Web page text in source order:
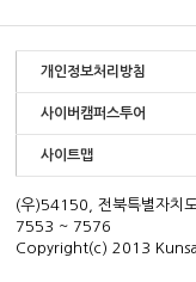
개인정보처리방침
사이버캠퍼스투어
사이트맵
(우)54150, 전북특별자치
7553 ~ 7576
Copyright(c) 2013